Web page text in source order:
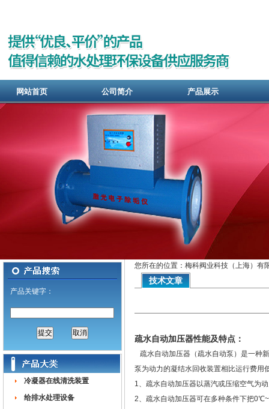
网站首页 公司简介 产品展示
产品关键字：
冷凝器在线清洗装置
给排水处理设备
您所在的位置：梅科阀业科技（上海）有
技术文章
疏水自动加压器性能及特点：
疏水自动加压器（疏水自动泵）是一种
泵为动力的凝结水回收装置相比运行费用
1、疏水自动加压器以蒸汽或压缩空气为
2、疏水自动加压器可在多种条件下把